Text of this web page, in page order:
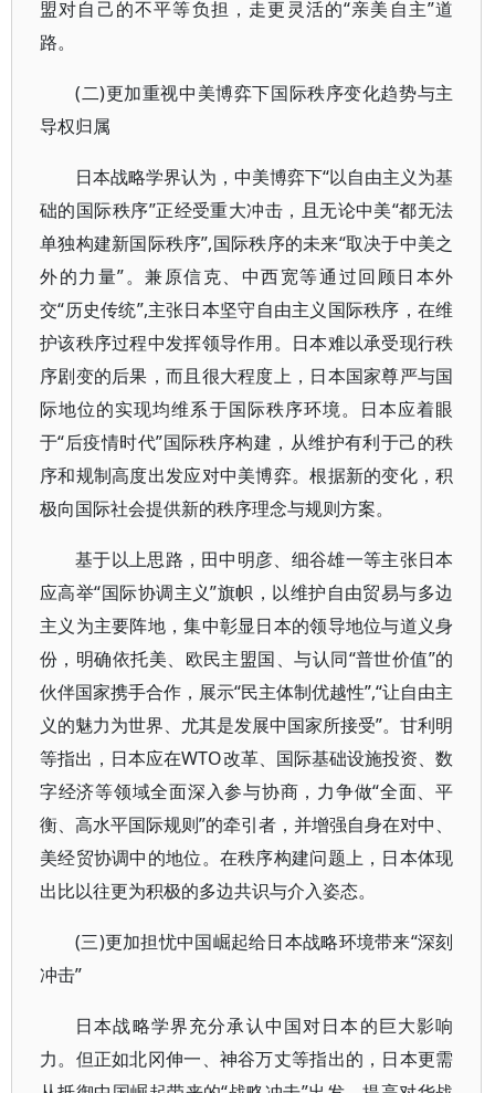
盟对自己的不平等负担，走更灵活的“亲美自主”道
路。
(二)更加重视中美博弈下国际秩序变化趋势与主
导权归属
日本战略学界认为，中美博弈下“以自由主义为基
础的国际秩序”正经受重大冲击，且无论中美“都无法
单独构建新国际秩序”,国际秩序的未来“取决于中美之
外的力量”。兼原信克、中西宽等通过回顾日本外
交“历史传统”,主张日本坚守自由主义国际秩序，在维
护该秩序过程中发挥领导作用。日本难以承受现行秩
序剧变的后果，而且很大程度上，日本国家尊严与国
际地位的实现均维系于国际秩序环境。日本应着眼
于“后疫情时代”国际秩序构建，从维护有利于己的秩
序和规制高度出发应对中美博弈。根据新的变化，积
极向国际社会提供新的秩序理念与规则方案。
基于以上思路，田中明彦、细谷雄一等主张日本
应高举“国际协调主义”旗帜，以维护自由贸易与多边
主义为主要阵地，集中彰显日本的领导地位与道义身
份，明确依托美、欧民主盟国、与认同“普世价值”的
伙伴国家携手合作，展示“民主体制优越性”,“让自由主
义的魅力为世界、尤其是发展中国家所接受”。甘利明
等指出，日本应在WTO改革、国际基础设施投资、数
字经济等领域全面深入参与协商，力争做“全面、平
衡、高水平国际规则”的牵引者，并增强自身在对中、
美经贸协调中的地位。在秩序构建问题上，日本体现
出比以往更为积极的多边共识与介入姿态。
(三)更加担忧中国崛起给日本战略环境带来“深刻
冲击”
日本战略学界充分承认中国对日本的巨大影响
力。但正如北冈伸一、神谷万丈等指出的，日本更需